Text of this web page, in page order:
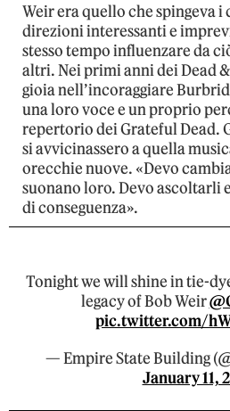
Weir era quello che spingeva
direzioni interessanti e
stesso tempo influenzare da
altri. Nei primi anni dei Dead
gioia nell’incoraggiare
una loro voce e un proprio
repertorio dei Grateful Dead.
si avvicinassero a quella
orecchie nuove. «Devo
suonano loro. Devo ascoltarli
di conseguenza».
Tonight we will shine in tie-
legacy of Bob Weir
pic.twitter.com/
— Empire State Building
January 11,